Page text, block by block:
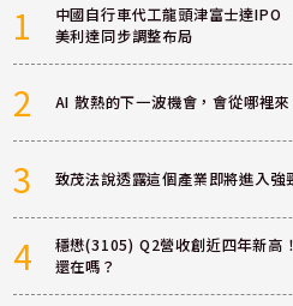
1
中國自行車代工龍頭津富士達
美利達同步調整布局
2 AI 散熱的下一波機會，會從哪裡來
3 致茂法說透露這個產業即將進入強
4
穩懋(3105) Q2營收創近四年新高
還在嗎？